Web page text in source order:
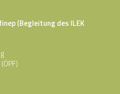
(Begleitung des ILEK